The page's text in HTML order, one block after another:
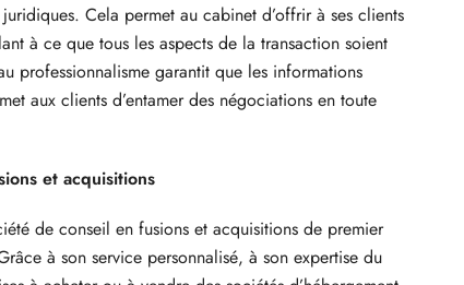
Cela permet au cabinet d’offrir à ses clients
à ce que tous les aspects de la transaction soient
professionnalisme garantit que les informations
aux clients d’entamer des négociations en toute
et acquisitions
de conseil en fusions et acquisitions de premier
à son service personnalisé, à son expertise du